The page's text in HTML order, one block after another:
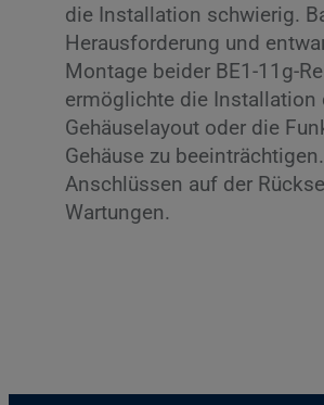
die Installation schwierig.
Herausforderung und
Montage beider BE1-11g-
ermöglichte die Installation
Gehäuselayout oder die
Gehäuse zu
Anschlüssen auf der
Wartungen.